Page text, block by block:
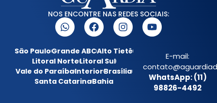
NOS ENCONTRE NAS REDES SOCIAIS:
São PauloGrande ABCAlto Tietê
Litoral NorteLitoral Sul
Vale do ParaíbaInteriorBrasília
Santa CatarinaBahia
E-mail:
WhatsApp: (11)
98826-4492